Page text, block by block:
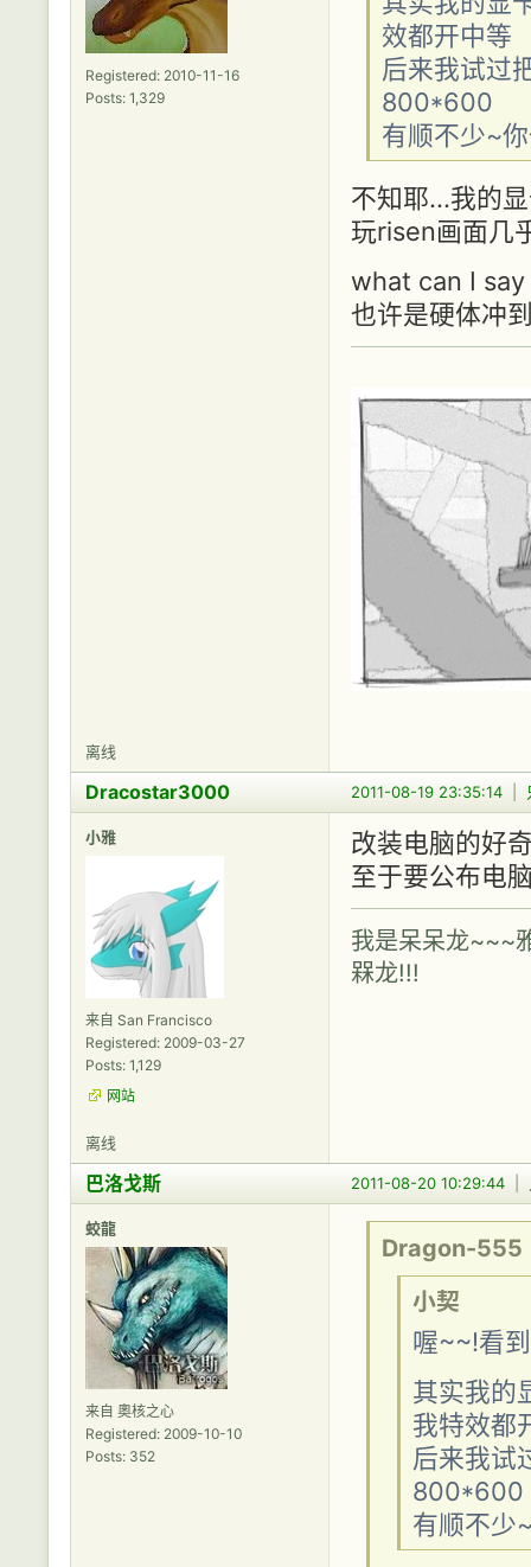
Registered: 2010-11-16
Posts: 1,329
效都开中等
后来我试过
800*600
有顺不少~
不知耶...我的
玩risen画面几
what can I say
也许是硬体冲
离线
2011-08-19 23:35:14
Dracostar3000
小雅
来自 San Francisco
Registered: 2009-03-27
Posts: 1,129
网站
改装电脑的好
至于要公布电
我是呆呆龙~~~
槑龙!!!
离线
2011-08-20 10:29:44
巴洛戈斯
蛟龍
来自 奧核之心
Registered: 2009-10-10
Posts: 352
Dragon-555
小契
喔~~!看
其实我的
我特效都
后来我试
800*600
有顺不少